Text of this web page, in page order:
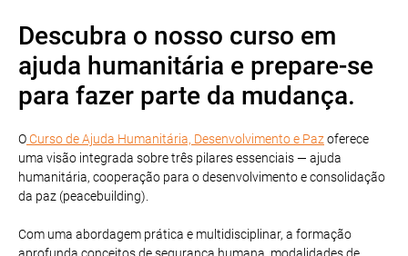
Descubra o nosso curso em
ajuda humanitária e prepare-se
para fazer parte da mudança.
O Curso de Ajuda Humanitária, Desenvolvimento e Paz oferece
uma visão integrada sobre três pilares essenciais — ajuda
humanitária, cooperação para o desenvolvimento e consolidação
da paz (peacebuilding).
Com uma abordagem prática e multidisciplinar, a formação